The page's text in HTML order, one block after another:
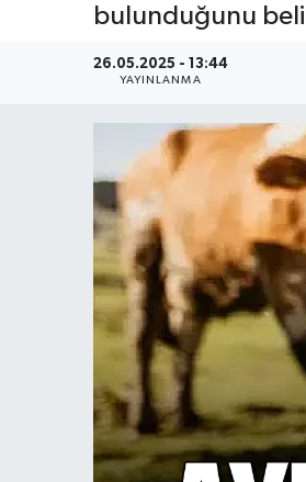
bulunduğunu
26.05.2025 - 13:44
YAYINLANMA
Yaşam
Kültür Sanat
Süper Lig Puan Durumu ve
Tüm Manşetler
Son Dakika Haberleri
Haber Arşivi